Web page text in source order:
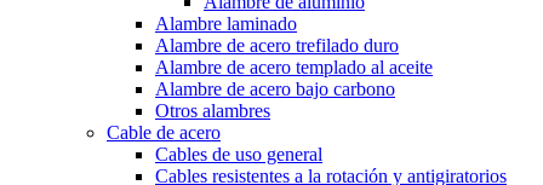
Alambre laminado
Alambre de acero trefilado duro
Alambre de acero templado al aceite
Alambre de acero bajo carbono
Otros alambres
Cable de acero
Cables de uso general
Cables resistentes a la rotación y antigiratorios